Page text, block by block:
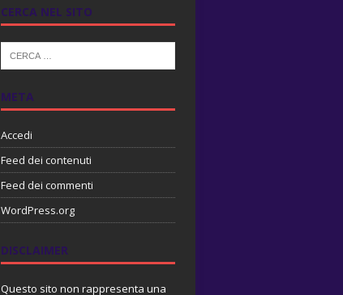
CERCA NEL SITO
META
Accedi
Feed dei contenuti
Feed dei commenti
WordPress.org
DISCLAIMER
Questo sito non rappresenta una